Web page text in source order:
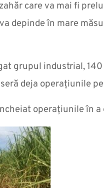
care va mai fi
depinde în mare
grupul industrial,
deja operațiunile
operațiunile în